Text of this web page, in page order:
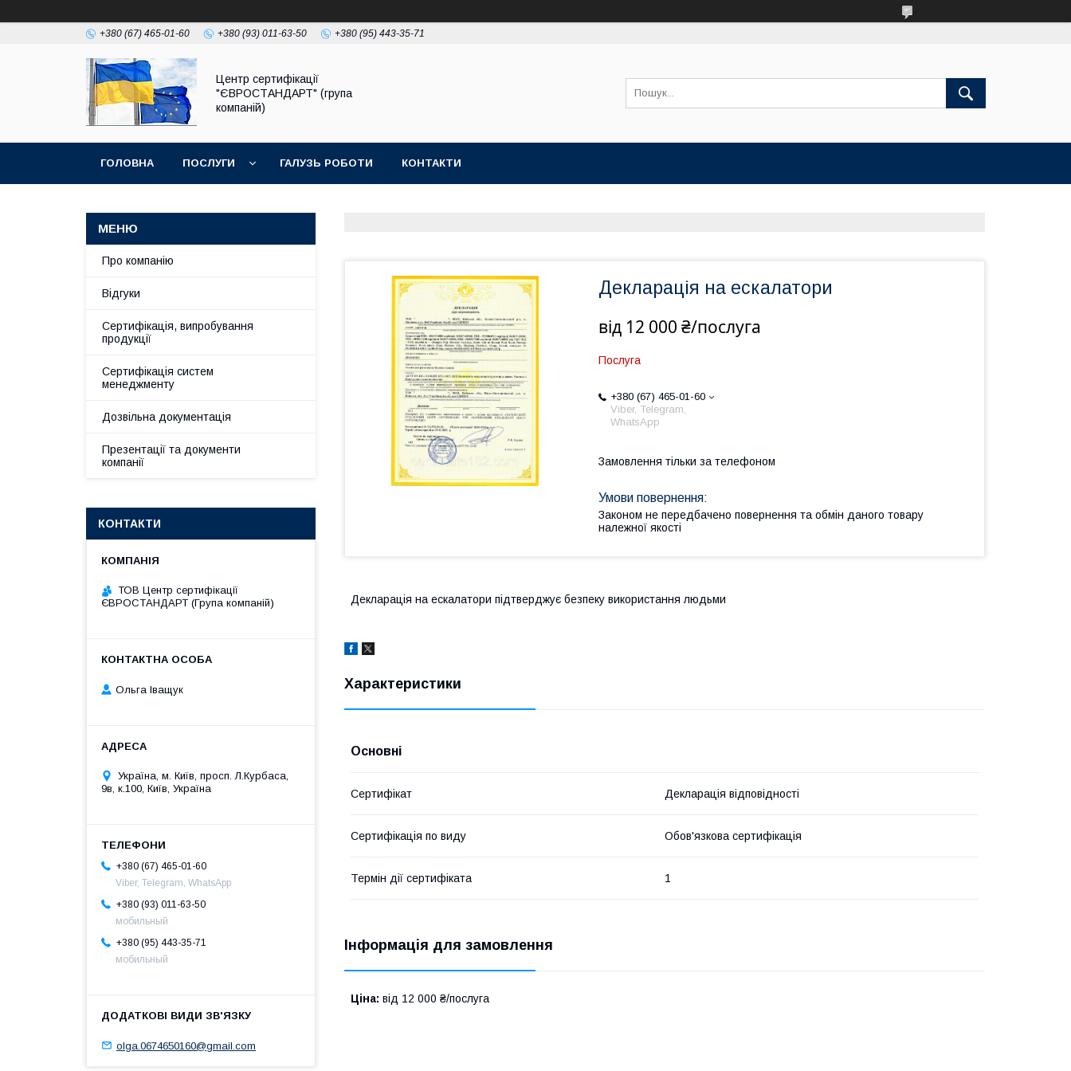
+380 (67) 465-01-60 +380 (93) 011-63-50 +380 (95) 443-35-71
Центр сертифікації
"ЄВРОСТАНДАРТ" (група
компаній)
ГОЛОВНА ПОСЛУГИ ГАЛУЗЬ РОБОТИ КОНТАКТИ
Декларація на ескалатори
від 12 000 ₴/послуга
Послуга
+380 (67) 465-01-60
Viber, Telegram,
WhatsApp
Замовлення тільки за телефоном
Законом не передбачено повернення та обмін даного товару
належної якості
Декларація на ескалатори підтверджує безпеку використання людьми
Характеристики
Основні
Сертифікат Декларація відповідності
Сертифікація по виду Обов'язкова сертифікація
Термін дії сертифіката 1
Інформація для замовлення
Ціна: від 12 000 ₴/послуга
Про компанію
Відгуки
Сертифікація, випробування
продукції
Сертифікація систем
менеджменту
Дозвільна документація
Презентації та документи
компанії
КОНТАКТИ
ТОВ Центр сертифікації
ЄВРОСТАНДАРТ (Група компаній)
Ольга Іващук
Україна, м. Київ, просп. Л.Курбаса,
9в, к.100, Київ, Україна
+380 (67) 465-01-60
Viber, Telegram, WhatsApp
+380 (93) 011-63-50
мобильный
+380 (95) 443-35-71
мобильный
olga.0674650160@gmail.com